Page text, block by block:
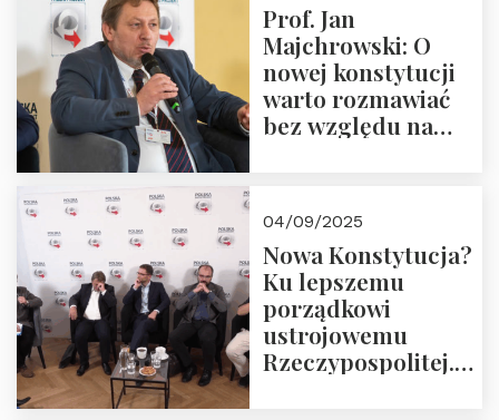
Prof. Jan
Majchrowski: O
nowej konstytucji
warto rozmawiać
bez względu na
04/09/2025
Nowa Konstytucja?
Ku lepszemu
porządkowi
ustrojowemu
Rzeczypospolitej.